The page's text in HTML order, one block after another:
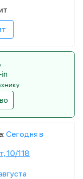
Сегодня в
10/118